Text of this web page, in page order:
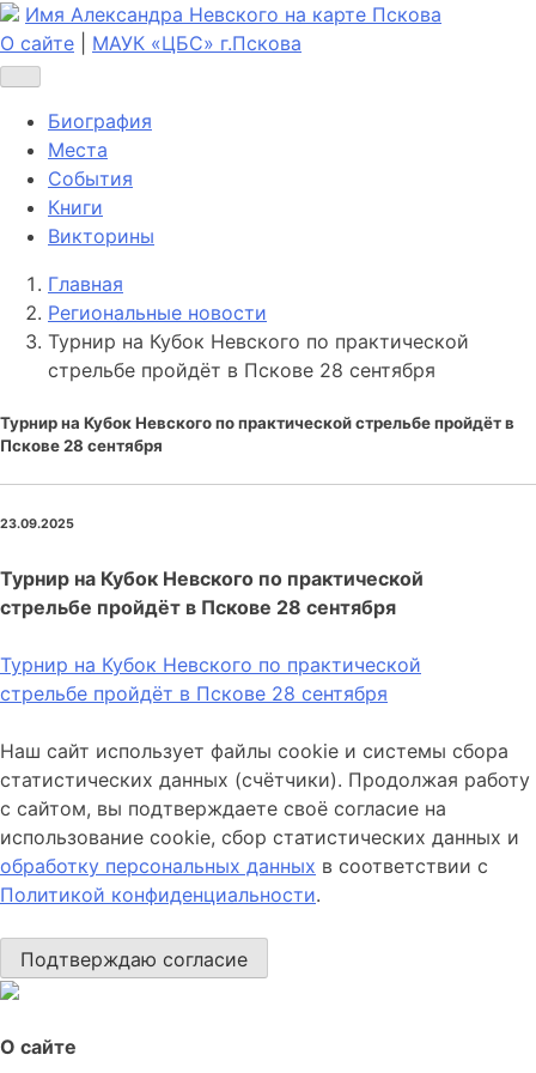
Имя Александра Невского на карте Пскова
О сайте
МАУК «ЦБС» г.Пскова
Биография
Места
События
Книги
Викторины
Главная
Региональные новости
Турнир на Кубок Невского по практической
стрельбе пройдёт в Пскове 28 сентября
Турнир на Кубок Невского по практической стрельбе пройдёт в
Пскове 28 сентября
23.09.2025
Турнир на Кубок Невского по практической
стрельбе пройдёт в Пскове 28 сентября
Турнир на Кубок Невского по практической
стрельбе пройдёт в Пскове 28 сентября
Наш сайт использует файлы cookie и системы сбора
статистических данных (счётчики). Продолжая работу
с сайтом, вы подтверждаете своё согласие на
использование cookie, сбор статистических данных и
обработку персональных данных в соответствии с
Политикой конфиденциальности.
Подтверждаю согласие
О сайте